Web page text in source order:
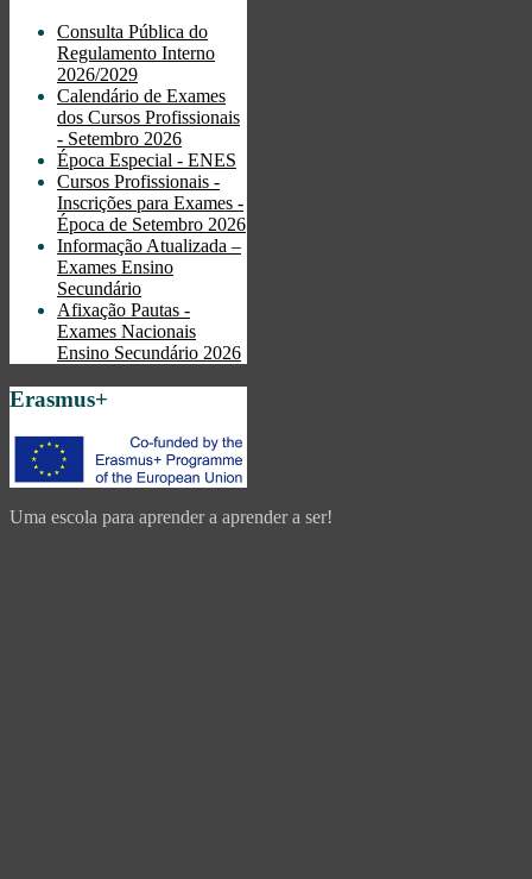
Consulta Pública do
Regulamento Interno
2026/2029
Calendário de Exames
dos Cursos Profissionais
- Setembro 2026
Época Especial - ENES
Cursos Profissionais -
Inscrições para Exames -
Época de Setembro 2026
Informação Atualizada –
Exames Ensino
Secundário
Afixação Pautas -
Exames Nacionais
Ensino Secundário 2026
Erasmus+
Uma escola para aprender a aprender a ser!